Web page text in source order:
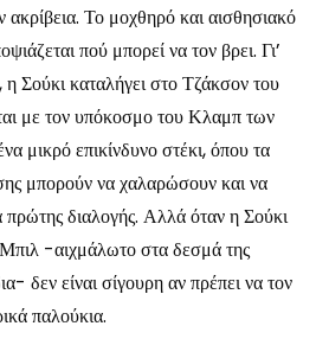
ακρίβεια. Το μοχθηρό και αισθησιακό
πού μπορεί να τον βρει. Γι’
Σούκι καταλήγει στο Τζάκσον του
με τον υπόκοσμο του Κλαμπ των
μικρό επικίνδυνο στέκι, όπου τα
μπορούν να χαλαρώσουν και να
διαλογής. Αλλά όταν η Σούκι
Μπιλ -αιχμάλωτο στα δεσμά της
δεν είναι σίγουρη αν πρέπει να τον
παλούκια.